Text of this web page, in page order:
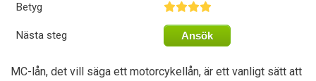
Betyg
Nästa steg Ansök
MC-lån, det vill säga ett motorcykellån, är ett vanligt sätt att